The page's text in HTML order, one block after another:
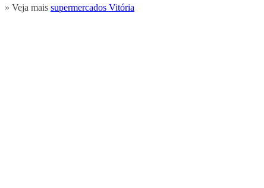
» Veja mais supermercados Vitória